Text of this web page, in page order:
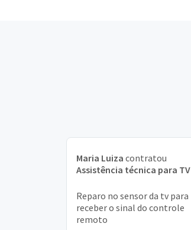
Maria Luiza contratou
Assistência técnica para TV
Reparo no sensor da tv para
receber o sinal do controle
remoto